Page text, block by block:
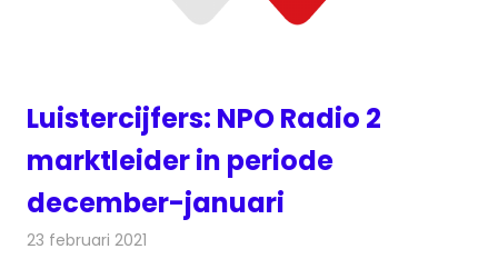
Luistercijfers: NPO Radio 2
marktleider in periode
december-januari
23 februari 2021